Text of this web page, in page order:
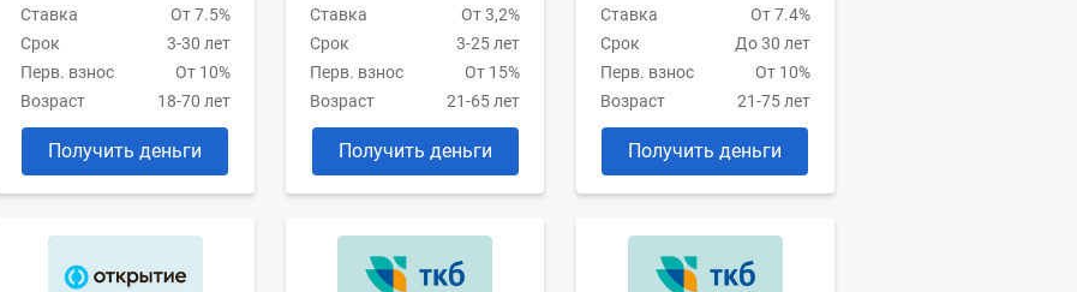
Ставка
От 7.5%
Срок
3-30 лет
Перв. взнос
От 10%
Возраст
18-70 лет
Получить деньги
Ставка
От 3,2%
Срок
3-25 лет
Перв. взнос
От 15%
Возраст
21-65 лет
Получить деньги
Ставка
От 7.4%
Срок
До 30 лет
Перв. взнос
От 10%
Возраст
21-75 лет
Получить деньги